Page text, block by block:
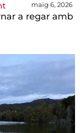
maig 6, 2026
a regar amb